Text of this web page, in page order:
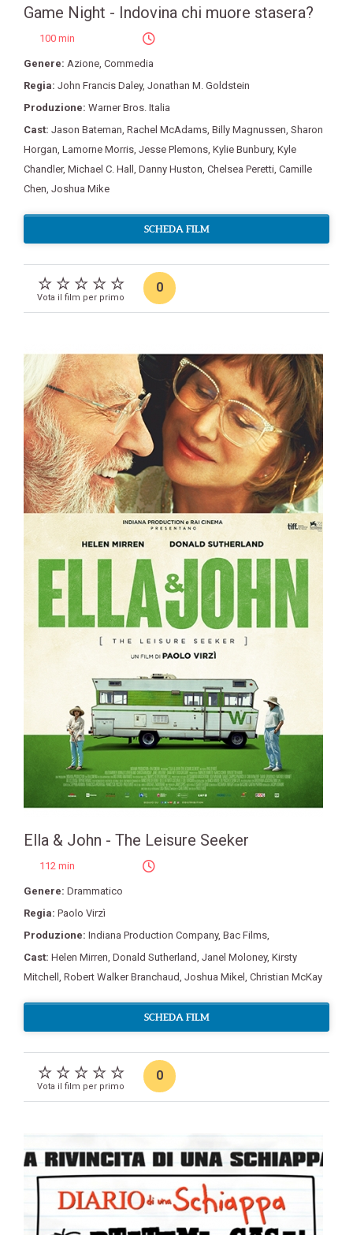
Game Night - Indovina chi muore stasera?
100 min
Genere: Azione, Commedia
Regia: John Francis Daley, Jonathan M. Goldstein
Produzione: Warner Bros. Italia
Cast: Jason Bateman, Rachel McAdams, Billy Magnussen, Sharon
Horgan, Lamorne Morris, Jesse Plemons, Kylie Bunbury, Kyle
Chandler, Michael C. Hall , Danny Huston, Chelsea Peretti, Camille
Chen, Joshua Mike
SCHEDA FILM
Vota il film per primo
0
Ella & John - The Leisure Seeker
112 min
Genere: Drammatico
Regia: Paolo Virzì
Produzione: Indiana Production Company, Bac Films,
Cast: Helen Mirren, Donald Sutherland, Janel Moloney, Kirsty
Mitchell , Robert Walker Branchaud, Joshua Mikel , Christian McKay
SCHEDA FILM
Vota il film per primo
0